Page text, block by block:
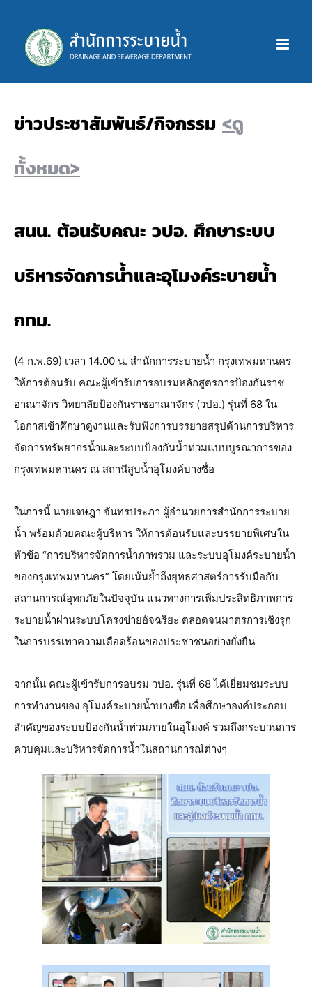
content
ข่าวประชาสัมพันธ์/กิจกรรม <ดู
ทั้งหมด>
สนน. ต้อนรับคณะ วปอ. ศึกษาระบบ
บริหารจัดการน้ำและอุโมงค์ระบายน้ำ
กทม.
(4 ก.พ.69) เวลา 14.00 น. สำนักการระบายน้ำ กรุงเทพมหานคร
ให้การต้อนรับ คณะผู้เข้ารับการอบรมหลักสูตรการป้องกันราช
อาณาจักร วิทยาลัยป้องกันราชอาณาจักร (วปอ.) รุ่นที่ 68 ใน
โอกาสเข้าศึกษาดูงานและรับฟังการบรรยายสรุปด้านการบริหาร
จัดการทรัพยากรน้ำและระบบป้องกันน้ำท่วมแบบบูรณาการของ
กรุงเทพมหานคร ณ สถานีสูบน้ำอุโมงค์บางซื่อ
ในการนี้ นายเจษฎา จันทรประภา ผู้อำนวยการสำนักการระบาย
น้ำ พร้อมด้วยคณะผู้บริหาร ให้การต้อนรับและบรรยายพิเศษใน
หัวข้อ “การบริหารจัดการน้ำภาพรวม และระบบอุโมงค์ระบายน้ำ
ของกรุงเทพมหานคร” โดยเน้นย้ำถึงยุทธศาสตร์การรับมือกับ
สถานการณ์อุทกภัยในปัจจุบัน แนวทางการเพิ่มประสิทธิภาพการ
ระบายน้ำผ่านระบบโครงข่ายอัจฉริยะ ตลอดจนมาตรการเชิงรุก
ในการบรรเทาความเดือดร้อนของประชาชนอย่างยั่งยืน
จากนั้น คณะผู้เข้ารับการอบรม วปอ. รุ่นที่ 68 ได้เยี่ยมชมระบบ
การทำงานของ อุโมงค์ระบายน้ำบางซื่อ เพื่อศึกษาองค์ประกอบ
สำคัญของระบบป้องกันน้ำท่วมภายในอุโมงค์ รวมถึงกระบวนการ
ควบคุมและบริหารจัดการน้ำในสถานการณ์ต่างๆ